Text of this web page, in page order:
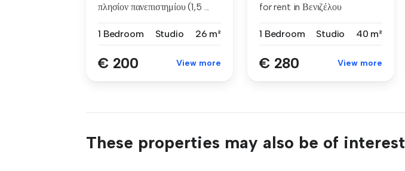
πλησίον πανεπιστημίου (1,5 ...
1 Bedroom Studio 26 m²
€ 200 View more
for rent in Βενιζέλου
1 Bedroom
Studio 40 m²
€ 280 View more
These properties may also be of interest